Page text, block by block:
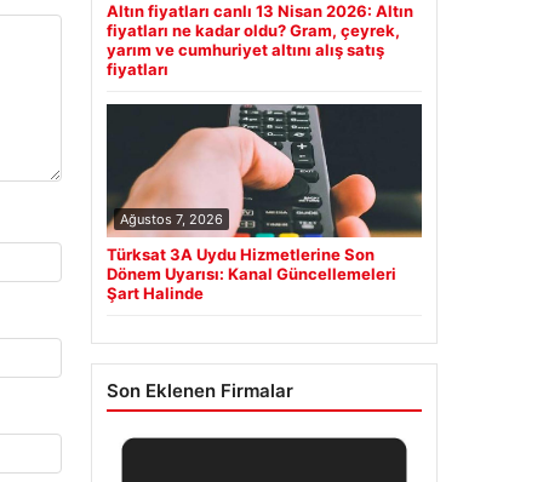
Altın fiyatları canlı 13 Nisan 2026: Altın
fiyatları ne kadar oldu? Gram, çeyrek,
yarım ve cumhuriyet altını alış satış
fiyatları
Ağustos 7, 2026
Türksat 3A Uydu Hizmetlerine Son
Dönem Uyarısı: Kanal Güncellemeleri
Şart Halinde
Son Eklenen Firmalar